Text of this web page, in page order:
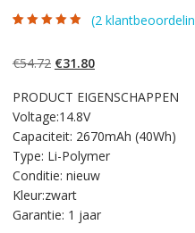
klantbeoordelin
(2
€54.72 Oorspronkelijke
was:
€54.72.
€31.80Huidige
is:
PRODUCT EIGENSCHAPPEN
Voltage:14.8V
Capaciteit: 2670mAh (40Wh)
Type: Li-Polymer
Conditie: nieuw
Kleur:zwart
Garantie: 1 jaar